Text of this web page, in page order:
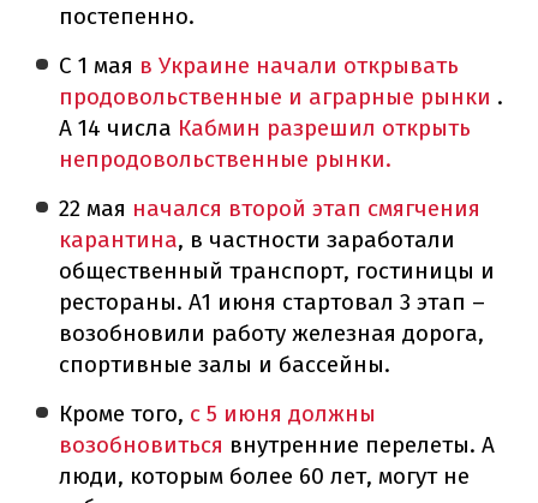
постепенно.
С 1 мая в Украине начали открывать
продовольственные и аграрные рынки .
А 14 числа Кабмин разрешил открыть
непродовольственные рынки.
22 мая начался второй этап смягчения
карантина, в частности заработали
общественный транспорт, гостиницы и
рестораны. А1 июня стартовал 3 этап –
возобновили работу железная дорога,
спортивные залы и бассейны.
Кроме того, с 5 июня должны
возобновиться внутренние перелеты. А
люди, которым более 60 лет, могут не